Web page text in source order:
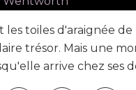
toiles d'araignée
trésor. Mais une
arrive chez ses